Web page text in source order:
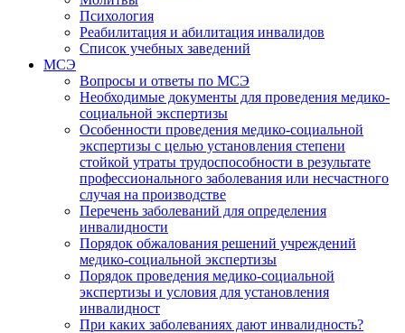
Психология
Реабилитация и абилитация инвалидов
Список учебных заведений
МСЭ
Вопросы и ответы по МСЭ
Необходимые документы для проведения медико-
социальной экспертизы
Особенности проведения медико-социальной
экспертизы с целью установления степени
стойкой утраты трудоспособности в результате
профессионального заболевания или несчастного
случая на производстве
Перечень заболеваний для определения
инвалидности
Порядок обжалования решений учреждений
медико-социальной экспертизы
Порядок проведения медико-социальной
экспертизы и условия для установления
инвалидност
При каких заболеваниях дают инвалидность?